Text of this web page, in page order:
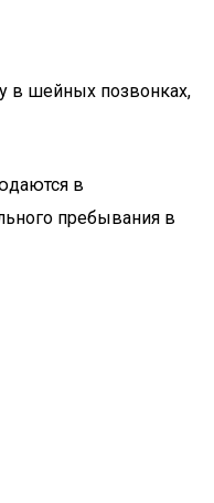
в шейных позвонках,
в
пребывания в